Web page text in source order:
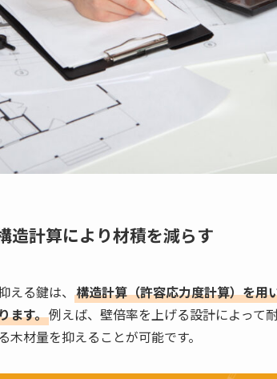
造計算により材積を減らす
る鍵は、 構造計算（許容応力度計算）を用
ます。例えば、壁倍率を上げる設計によって
木材量を抑えることが可能です。